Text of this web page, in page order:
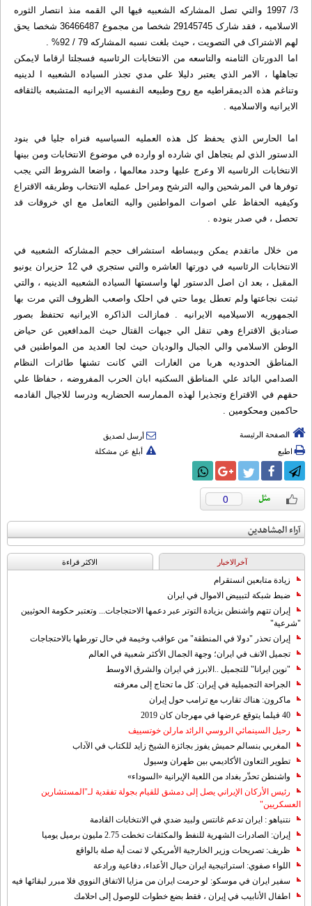
3/ 1997 والتي تصل المشارکه الشعبيه فيها الي القمه منذ انتصار الثوره
الاسلاميه ، فقد شارک 29145745 شخصا من مجموع 36466487 شخصا يحق
لهم الاشتراک في التصويت ، حيث بلغت نسبه المشارکه 79 / 92% .
اما الدورتان الثامنه والتاسعه من الانتخابات الرئاسيه فسجلتا ارقاما لايمکن
تجاهلها ، الامر الذي يعتبر دليلا علي مدي تجذر السياده الشعبيه ا لدينيه
وتناغم هذه الديمقراطيه مع روح وطبيعه النفسيه الايرانيه المتشبعه بالثقافه
الايرانيه والاسلاميه .
اما الحارس الذي يحفظ کل هذه العمليه السياسيه فنراه جليا في بنود
الدستور الذي لم يتجاهل اي شارده او وارده في موضوع الانتخابات ومن بينها
الانتخابات الرئاسيه الا وعرج عليها وحدد معالمها ، واضعا الشروط التي يجب
توفرها في المرشحين واليه الترشح ومراحل عمليه الانتخاب وطريقه الاقتراع
وکيفيه الحفاظ علي اصوات المواطنين واليه التعامل مع اي خروقات قد
تحصل ، في صدر بنوده .
من خلال ماتقدم يمکن وببساطه استشراف حجم المشارکه الشعبيه في
الانتخابات الرئاسيه في دورتها العاشره والتي ستجري في 12 حزيران يونيو
المقبل ، بعد ان اصل الدستور لها واسستها السياده الشعبيه الدينيه ، والتي
ثبتت نجاعتها ولم تعطل يوما حتي في احلک واصعب الظروف التي مرت بها
الجمهوريه الاسيلاميه الايرانيه . فمازالت الذاکره الايرانيه تحتفظ بصور
صناديق الاقتراع وهي تنقل الي جبهات القتال حيث المدافعين عن حياض
الوطن الاسلامي والي الجبال والوديان حيث لجا العديد من المواطنين في
المناطق الحدوديه هربا من الغارات التي کانت تشنها طائرات النظام
الصدامي البائد علي المناطق السکنيه ابان الحرب المفروضه ، حفاظا علي
حقهم في الاقتراع وتجذيرا لهذه الممارسه الحضاريه ودرسا للاجيال القادمه
حاکمين ومحکومين .
الصفحة الرئيسة
أرسل لصديق
اطبع
أبلغ عن مشكلة
0
آراء المشاهدين
آخرالاخبار الاکثر قراءة
زيادة متابعين انستقرام
ضبط شبكة لتبييض الاموال في ايران
إيران تتهم واشنطن بزيادة التوتر عبر دعمها الاحتجاجات... وتعتبر حكومة الحوثيين
"شرعية"
إيران تحذر "دولا في المنطقة" من عواقب وخيمة في حال تورطها بالاحتجاجات
تجميل الانف في ايران؛ وجهة الجمال الأكثر شعبية في العالم
"نوين ايرانا" للتجميل ..الابرز في ايران والشرق الاوسط
الجراحة التجميلية في إيران: كل ما تحتاج إلى معرفته
ماكرون: هناك تقارب مع ترامب حول إيران
40 فيلما يتوقع عرضها في مهرجان كان 2019
رحيل السينمائي الروسي الرائد مارلن خوتسييف
المغربي بنسالم حميش يفوز بجائزة الشيخ زايد للكتاب في الآداب
تطوير التعاون الأكاديمي بين طهران وسيول
واشنطن تحذّر بغداد من اللعبة الإيرانية «السوداء»
رئيس الأركان الإيراني يصل إلى دمشق للقيام بجولة تفقدية لـ"المستشارين
العسكريين"
نتنياهو : ايران تدعم غانتس ولبيد ضدي في الانتخابات القادمة
إيران: الصادرات الشهریة للنفط والمكثفات تخطت 2.75 مليون برميل يوميا
ظريف: تصريحات وزير الخارجية الأمريكي لا تمت أية صلة بالواقع
اللواء صفوي: استراتيجية ايران حيال الأعداء، دفاعية ورادعة
سفير ايران في موسكو: لو حرمت ايران من مزايا الاتفاق النووي فلا مبرر لبقائها فيه
اطفال الأنابيب في إيران ، فقط بضع خطوات للوصول إلى احلامك